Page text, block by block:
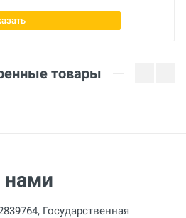
головок
товары
нами
Государственная